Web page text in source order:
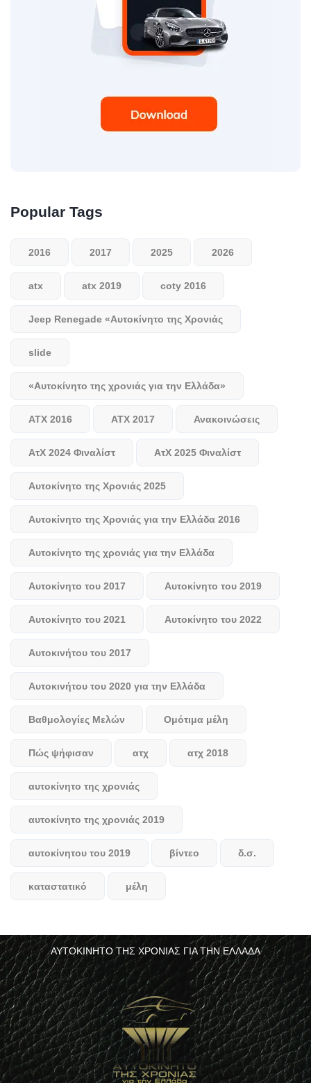
Popular Tags
2016 2017 2025 2026
atx atx 2019 coty 2016
Jeep Renegade «Αυτοκίνητο της Χρονιάς
slide
«Αυτοκίνητο της χρονιάς για την Ελλάδα»
ΑΤΧ 2016 ΑΤΧ 2017 Ανακοινώσεις
ΑτΧ 2024 Φιναλίστ ΑτΧ 2025 Φιναλίστ
Αυτοκίνητο της Χρονιάς 2025
Αυτοκίνητο της Χρονιάς για την Ελλάδα 2016
Αυτοκίνητο της χρονιάς για την Ελλάδα
Αυτοκίνητο του 2017 Αυτοκίνητο του 2019
Αυτοκίνητο του 2021 Αυτοκίνητο του 2022
Αυτοκινήτου του 2017
Αυτοκινήτου του 2020 για την Ελλάδα
Βαθμολογίες Μελών Ομότιμα μέλη
Πώς ψήφισαν ατχ ατχ 2018
αυτοκίνητο της χρονιάς
αυτοκίνητο της χρονιάς 2019
αυτοκίνητου του 2019 βίντεο δ.σ.
καταστατικό μέλη
ΑΥΤΟΚΙΝΗΤΟ ΤΗΣ ΧΡΟΝΙΑΣ ΓΙΑ ΤΗΝ ΕΛΛΑΔΑ